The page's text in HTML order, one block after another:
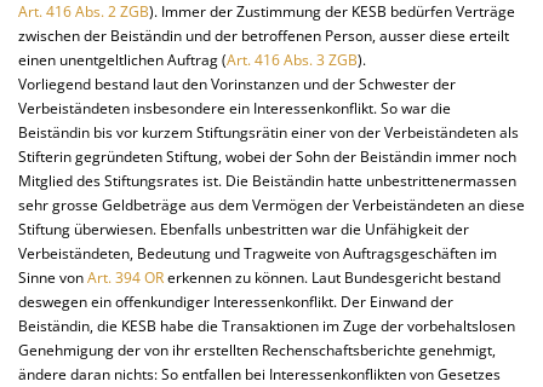
Art. 416 Abs. 2 ZGB). Immer der Zustimmung der KESB bedürfen Verträge
zwischen der Beiständin und der betroffenen Person, ausser diese erteilt
einen unentgeltlichen Auftrag (Art. 416 Abs. 3 ZGB).
Vorliegend bestand laut den Vorinstanzen und der Schwester der
Verbeiständeten insbesondere ein Interessenkonflikt. So war die
Beiständin bis vor kurzem Stiftungsrätin einer von der Verbeiständeten als
Stifterin gegründeten Stiftung, wobei der Sohn der Beiständin immer noch
Mitglied des Stiftungsrates ist. Die Beiständin hatte unbestrittenermassen
sehr grosse Geldbeträge aus dem Vermögen der Verbeiständeten an diese
Stiftung überwiesen. Ebenfalls unbestritten war die Unfähigkeit der
Verbeiständeten, Bedeutung und Tragweite von Auftragsgeschäften im
Sinne vonArt. 394 ORerkennen zu können. Laut Bundesgericht bestand
deswegen ein offenkundiger Interessenkonflikt. Der Einwand der
Beiständin, die KESB habe die Transaktionen im Zuge der vorbehaltslosen
Genehmigung der von ihr erstellten Rechenschaftsberichte genehmigt,
ändere daran nichts: So entfallen bei Interessenkonflikten von Gesetzes